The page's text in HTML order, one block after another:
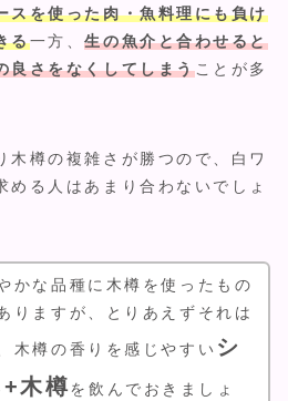
スを使った肉・魚料理にも負け
る一方、生の魚介と合わせると
良さをなくしてしまうことが多
木樽の複雑さが勝つので、白ワ
める人はあまり合わないでしょ
かな品種に木樽を使ったもの
りますが、とりあえずそれは
木樽の香りを感じやすい シ
+木樽を飲んでおきましょ